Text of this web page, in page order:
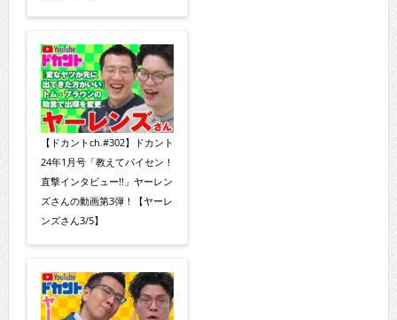
【ドカントch.#302】ドカント
24年1月号「教えてパイセン！
直撃インタビュー!!」ヤーレン
ズさんの動画第3弾！【ヤーレ
ンズさん3/5】